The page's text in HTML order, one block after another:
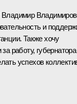
Владимир
и
Также хочу
работу, губернатора
успехов